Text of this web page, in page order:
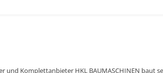
und Komplettanbieter HKL BAUMASCHINEN baut